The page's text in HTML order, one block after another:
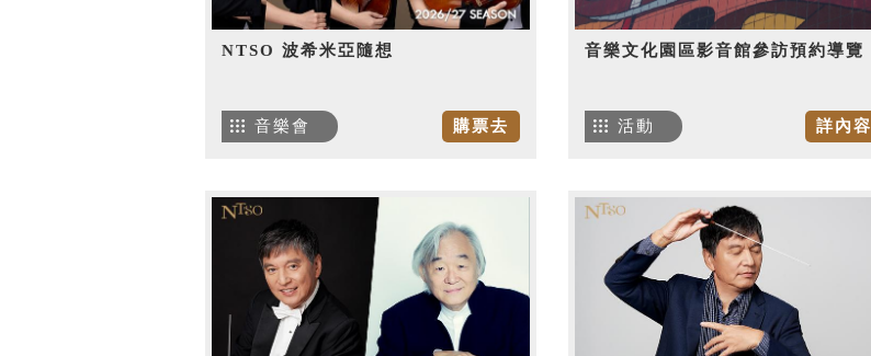
NTSO 波希米亞隨想
購票去
音樂會
音樂文化園區影音館參訪預約導覽
詳內容
活動